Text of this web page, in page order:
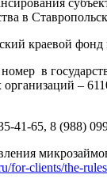
в
краевой фонд
в
–
41-65, 8 (988)
for-clients/the-